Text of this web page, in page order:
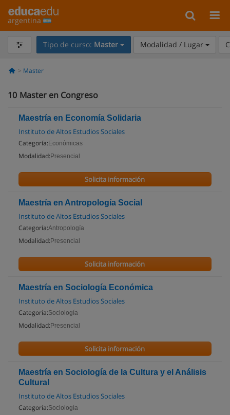
argentina
Tipo de curso: Master Modalidad / Lugar
Master
10 Master en Congreso
Maestría en Economía Solidaria
Instituto de Altos Estudios Sociales
Categoría: Económicas
Modalidad: Presencial
Solicita información
Maestría en Antropología Social
Instituto de Altos Estudios Sociales
Categoría:Antropología
Modalidad: Presencial
Solicita información
Maestría en Sociología Económica
Instituto de Altos Estudios Sociales
Categoría:Sociología
Modalidad: Presencial
Solicita información
Maestría en Sociología de la Cultura y el Análisis
Cultural
Instituto de Altos Estudios Sociales
Categoría:Sociología